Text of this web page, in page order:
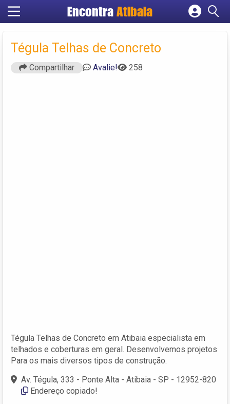
Encontra Atibaia
Cadastrar empresa
Criar conta
Tégula Telhas de Concreto
Compartilhar Avalie! 258
Tégula Telhas de Concreto em Atibaia especialista em
telhados e coberturas em geral. Desenvolvemos projetos
Para os mais diversos tipos de construção.
Av. Tégula, 333 - Ponte Alta - Atibaia - SP - 12952-820
Endereço copiado!